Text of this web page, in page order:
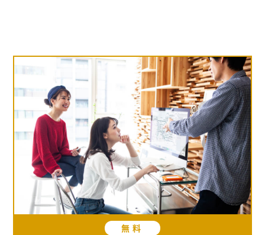
プロフェッショナル×つながる×メディア
無料